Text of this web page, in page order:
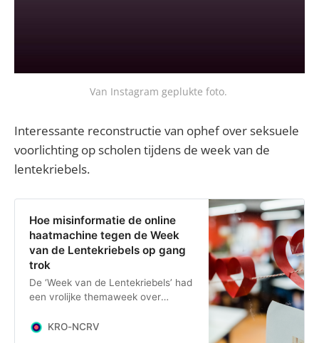
Van Instagram geplukte foto.
Interessante reconstructie van ophef over seksuele
voorlichting op scholen tijdens de week van de
lentekriebels.
Hoe misinformatie de online
haatmachine tegen de Week
van de Lentekriebels op gang
trok
De ‘Week van de Lentekriebels’ had
een vrolijke themaweek over
voor basisscholieren moeten
KRO-NCRV